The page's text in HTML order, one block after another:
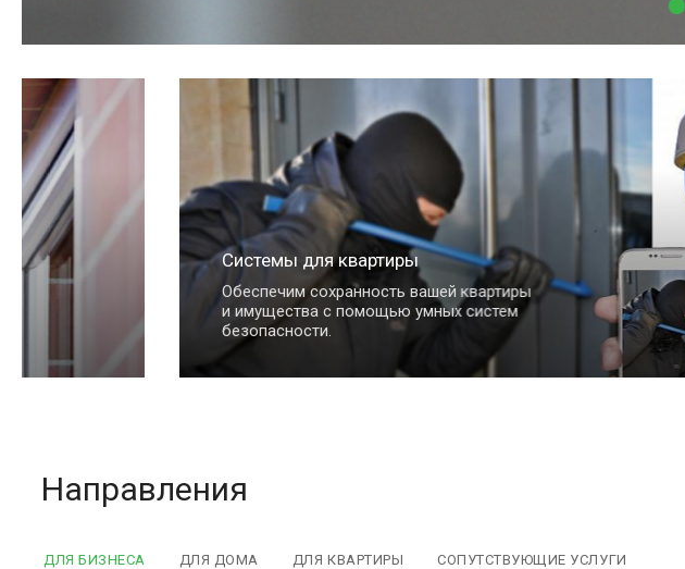
Системы для квартиры
Обеспечим сохранность вашей квартиры
и имущества с помощью умных систем
Направления
ДЛЯ БИЗНЕСА ДЛЯ ДОМА ДЛЯ КВАРТИРЫ СОПУТСТВУЮЩИЕ УСЛУГИ